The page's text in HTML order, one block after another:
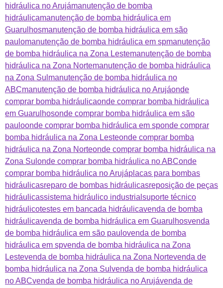
hidráulica no Arujámanutenção de bomba
hidráulicamanutenção de bomba hidráulica em
Guarulhosmanutenção de bomba hidráulica em são
paulomanutenção de bomba hidráulica em spmanutenção
de bomba hidráulica na Zona Lestemanutenção de bomba
hidráulica na Zona Nortemanutenção de bomba hidráulica
na Zona Sul manutenção de bomba hidráulica no
ABCmanutenção de bomba hidráulica no Arujáonde
comprar bomba hidráulicaonde comprar bomba hidráulica
em Guarulhosonde comprar bomba hidráulica em são
pauloonde comprar bomba hidráulica em sponde comprar
bomba hidráulica na Zona Lesteonde comprar bomba
hidráulica na Zona Norteonde comprar bomba hidráulica na
Zona Sul onde comprar bomba hidráulica no ABConde
comprar bomba hidráulica no Arujáplacas para bombas
hidráulicasreparo de bombas hidráulicasreposição de peças
hidráulicassistema hidráulico industrial suporte técnico
hidráulicotestes em bancada hidráulicavenda de bomba
hidráulicavenda de bomba hidráulica em Guarulhosvenda
de bomba hidráulica em são paulovenda de bomba
hidráulica em spvenda de bomba hidráulica na Zona
Lestevenda de bomba hidráulica na Zona Nortevenda de
bomba hidráulica na Zona Sul venda de bomba hidráulica
no ABCvenda de bomba hidráulica no Arujávenda de